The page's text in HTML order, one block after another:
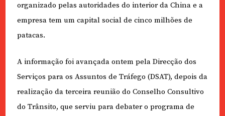
organizado pelas autoridades do interior da China e a
empresa tem um capital social de cinco milhões de
patacas.
A informação foi avançada ontem pela Direcção dos
Serviços para os Assuntos de Tráfego (DSAT), depois da
realização da terceira reunião do Conselho Consultivo
do Trânsito, que serviu para debater o programa de